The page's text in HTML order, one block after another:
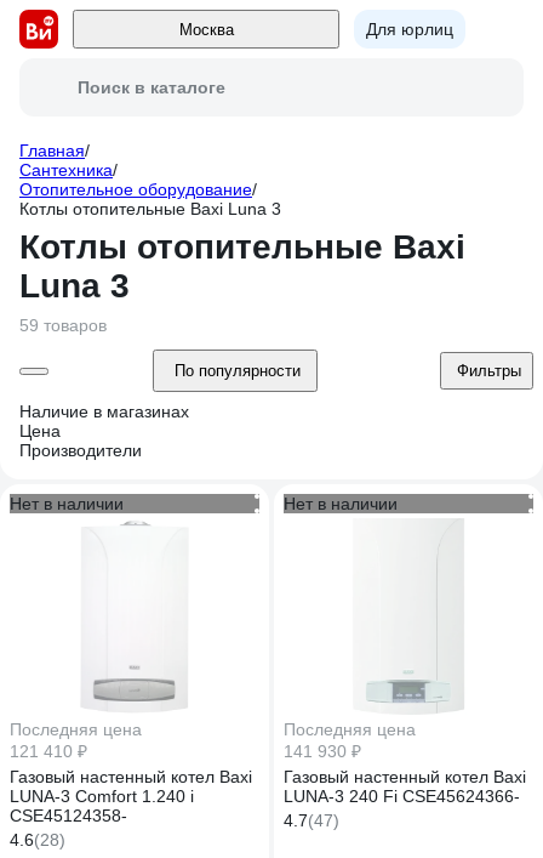
Москва Для юрлиц
Поиск в каталоге
Главная/
Сантехника/
Отопительное оборудование/
Котлы отопительные Baxi Luna 3
Котлы отопительные Baxi
Luna 3
59 товаров
По популярности Фильтры
Наличие в магазинах
Цена
Производители
Нет в наличии
Последняя цена
121 410 ₽
Газовый настенный котел Baxi
LUNA-3 Comfort 1.240 i
CSE45124358-
4.6(28)
Нет в наличии
Последняя цена
141 930 ₽
Газовый настенный котел Baxi
LUNA-3 240 Fi CSE45624366-
4.7(47)